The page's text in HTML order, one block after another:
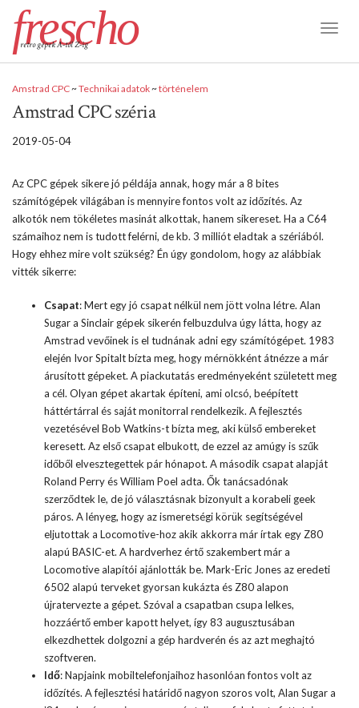
frescho
retro gépek A-tól Z-ig
Amstrad CPC~Technikai adatok~történelem
Amstrad CPC széria
2019-05-04
Az CPC gépek sikere jó példája annak, hogy már a 8 bites
számítógépek világában is mennyire fontos volt az időzítés. Az
alkotók nem tökéletes masinát alkottak, hanem sikereset. Ha a C64
számaihoz nem is tudott felérni, de kb. 3 milliót eladtak a szériából.
Hogy ehhez mire volt szükség? Én úgy gondolom, hogy az alábbiak
vitték sikerre:
Csapat: Mert egy jó csapat nélkül nem jött volna létre. Alan
Sugar a Sinclair gépek sikerén felbuzdulva úgy látta, hogy az
Amstrad vevőinek is el tudnának adni egy számítógépet. 1983
elején Ivor Spitalt bízta meg, hogy mérnökként átnézze a már
árusított gépeket. A piackutatás eredményeként született meg
a cél. Olyan gépet akartak építeni, ami olcsó, beépített
háttértárral és saját monitorral rendelkezik. A fejlesztés
vezetésével Bob Watkins-t bízta meg, aki külső embereket
keresett. Az első csapat elbukott, de ezzel az amúgy is szűk
időből elvesztegettek pár hónapot. A második csapat alapját
Roland Perry és William Poel adta. Ők tanácsadónak
szerződtek le, de jó választásnak bizonyult a korabeli geek
páros. A lényeg, hogy az ismeretségi körük segítségével
eljutottak a Locomotive-hoz akik akkorra már írtak egy Z80
alapú BASIC-et. A hardverhez értő szakembert már a
Locomotive alapítói ajánlották be. Mark-Eric Jones az eredeti
6502 alapú terveket gyorsan kukázta és Z80 alapon
újratervezte a gépet. Szóval a csapatban csupa lelkes,
hozzáértő ember kapott helyet, így 83 augusztusában
elkezdhettek dolgozni a gép hardverén és az azt meghajtó
szoftveren.
Idő: Napjaink mobiltelefonjaihoz hasonlóan fontos volt az
időzítés. A fejlesztési határidő nagyon szoros volt, Alan Sugar a